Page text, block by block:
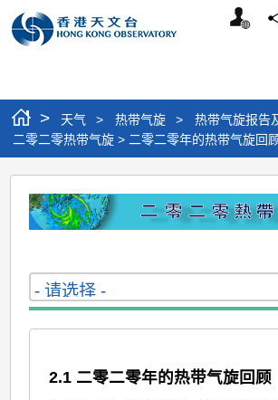
个
> 天气 > 热带气旋 > 热带气旋报告
二零二零热带气旋 > 二零二零年的热带气旋回
二
零
零
热
带
2.1 二零二零年的热带气旋回顾